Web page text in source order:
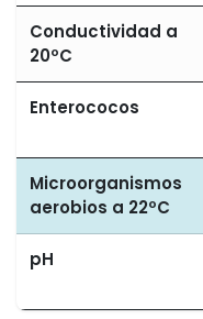
Conductividad a
20ºC
Enterococos
Microorganismos
aerobios a 22ºC
pH